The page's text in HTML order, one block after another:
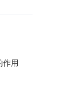
统的作用